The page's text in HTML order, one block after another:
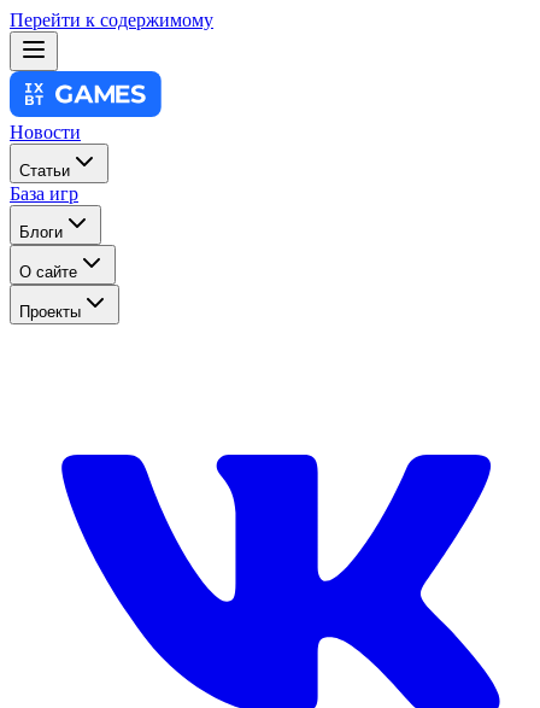
Перейти к содержимому
Новости
Статьи
База игр
Блоги
О сайте
Проекты